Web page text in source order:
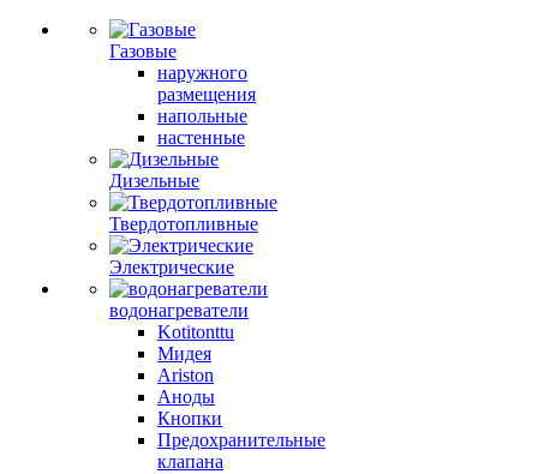
Газовые
наружного
размещения
напольные
настенные
Дизельные
Твердотопливные
Электрические
водонагреватели
Kotitonttu
Мидея
Ariston
Аноды
Кнопки
Предохранительные
клапана